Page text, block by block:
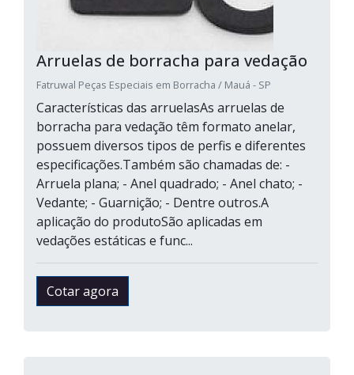
Arruelas de borracha para vedação
Fatruwal Peças Especiais em Borracha / Mauá - SP
Características das arruelasAs arruelas de
borracha para vedação têm formato anelar,
possuem diversos tipos de perfis e diferentes
especificações.Também são chamadas de: -
Arruela plana; - Anel quadrado; - Anel chato; -
Vedante; - Guarnição; - Dentre outros.A
aplicação do produtoSão aplicadas em
vedações estáticas e func...
Cotar agora